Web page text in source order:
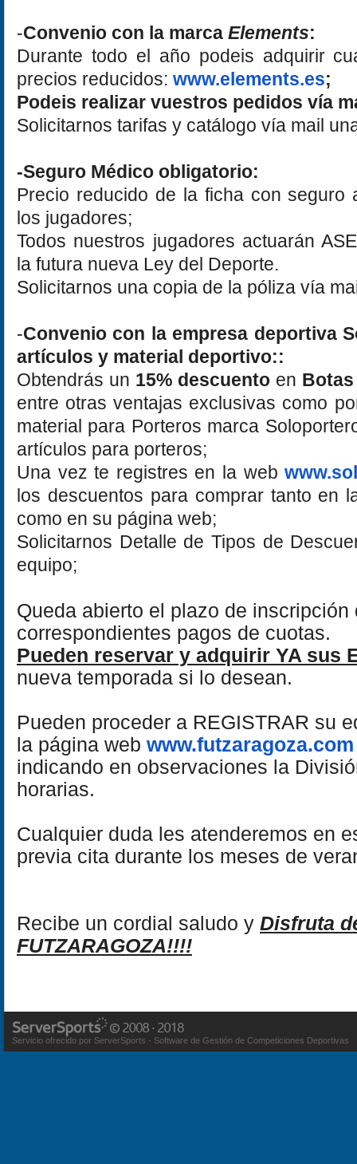
-Convenio con la marca Elements:
Durante todo el año podeis adquirir
precios reducidos: www.elements.es;
Podeis realizar vuestros pedidos vía
Solicitarnos tarifas y catálogo vía mail
-Seguro Médico obligatorio:
Precio reducido de la ficha con seguro
los jugadores;
Todos nuestros jugadores actuarán
la futura nueva Ley del Deporte.
Solicitarnos una copia de la póliza vía
-Convenio con la empresa deportiva
artículos y material deportivo::
Obtendrás un 15% descuento en
entre otras ventajas exclusivas como
material para Porteros marca
artículos para porteros;
Una vez te registres en la web
los descuentos para comprar tanto en
como en su página web;
Solicitarnos Detalle de Tipos de
equipo;
Queda abierto el plazo de inscripción
correspondientes pagos de cuotas.
Pueden reservar y adquirir YA sus
nueva temporada si lo desean.
Pueden proceder a REGISTRAR su
la página web www.futzaragoza.com
indicando en observaciones la
horarias.
Cualquier duda les atenderemos en
previa cita durante los meses de
Recibe un cordial saludo y Disfruta
FUTZARAGOZA!!!!
Servicio ofrecido por ServerSports - Software de Gestión de Competiciones Deportivas